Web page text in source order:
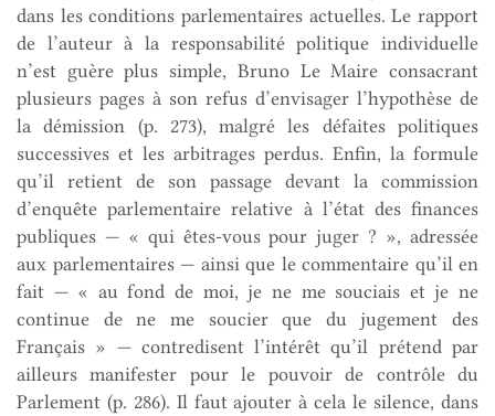
dans les conditions parlementaires actuelles. Le rapport
de l’auteur à la responsabilité politique individuelle
n’est guère plus simple, Bruno Le Maire consacrant
plusieurs pages à son refus d’envisager l’hypothèse de
la démission (p. 273), malgré les défaites politiques
successives et les arbitrages perdus. Enfin, la formule
qu’il retient de son passage devant la commission
d’enquête parlementaire relative à l’état des finances
publiques — « qui êtes-vous pour juger ? », adressée
aux parlementaires — ainsi que le commentaire qu’il en
fait — « au fond de moi, je ne me souciais et je ne
continue de ne me soucier que du jugement des
Français » — contredisent l’intérêt qu’il prétend par
ailleurs manifester pour le pouvoir de contrôle du
Parlement (p. 286). Il faut ajouter à cela le silence, dans